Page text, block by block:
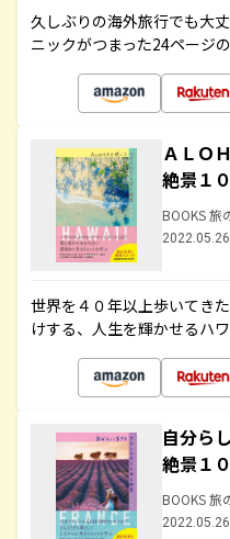
久しぶりの海外旅行でも大
ニックがつまった24ページ
ＡＬＯ
絶景１
BOOKS 旅
世界を４０年以上歩いてき
けする、人生を輝かせるハ
自分ら
絶景１
BOOKS 旅